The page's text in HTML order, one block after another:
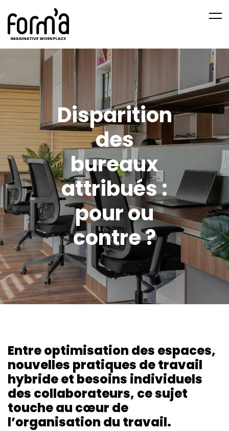
Disparition
des
bureaux
attribués :
pour ou
contre ?
Entre optimisation des espaces,
nouvelles pratiques de travail
hybride et besoins individuels
des collaborateurs, ce sujet
touche au cœur de
l’organisation du travail.